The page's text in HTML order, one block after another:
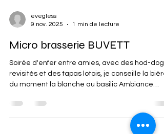
evegless
9 nov. 2025
1 min de lecture
Micro brasserie BUVETT
Soirée d'enfer entre amies, avec des hod-dog
revisités et des tapas lotois, je conseille la bière
du moment la blanche au basilic Ambiance